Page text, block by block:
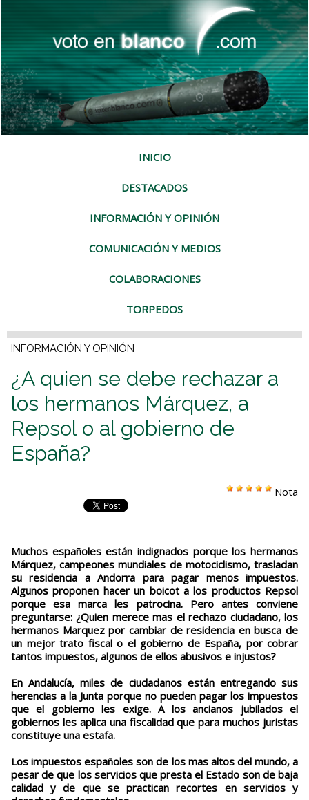
INICIO
DESTACADOS
INFORMACIÓN Y OPINIÓN
COMUNICACIÓN Y MEDIOS
COLABORACIONES
TORPEDOS
INFORMACIÓN Y OPINIÓN
¿A quien se debe rechazar a
los hermanos Márquez, a
Repsol o al gobierno de
España?
Nota
Muchos españoles están indignados porque los hermanos
Márquez, campeones mundiales de motociclismo, trasladan
su residencia a Andorra para pagar menos impuestos.
Algunos proponen hacer un boicot a los productos Repsol
porque esa marca les patrocina. Pero antes conviene
preguntarse: ¿Quien merece mas el rechazo ciudadano, los
hermanos Marquez por cambiar de residencia en busca de
un mejor trato fiscal o el gobierno de España, por cobrar
tantos impuestos, algunos de ellos abusivos e injustos?
En Andalucía, miles de ciudadanos están entregando sus
herencias a la Junta porque no pueden pagar los impuestos
que el gobierno les exige. A los ancianos jubilados el
gobiernos les aplica una fiscalidad que para muchos juristas
constituye una estafa.
Los impuestos españoles son de los mas altos del mundo, a
pesar de que los servicios que presta el Estado son de baja
calidad y de que se practican recortes en servicios y